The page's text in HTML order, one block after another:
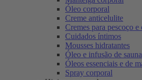
Óleo corporal
Creme anticelulite
Cremes para pescoço e
Cuidados íntimos
Mousses hidratantes
Óleo e infusão de sauna
Óleos essenciais e de
Spray corporal